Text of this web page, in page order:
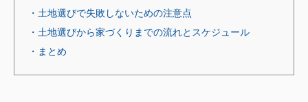
・土地選びで失敗しないための注意点
・土地選びから家づくりまでの流れとスケジュール
・まとめ